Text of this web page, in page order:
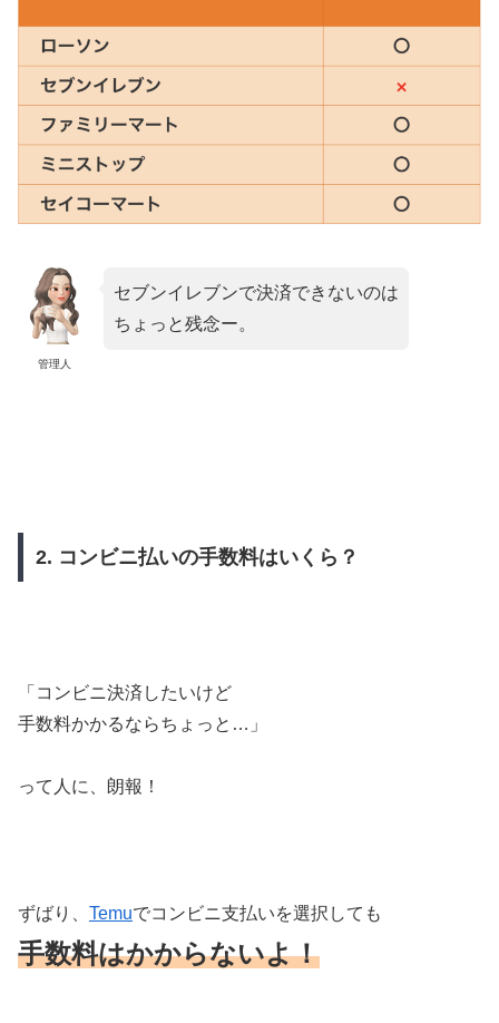
管理人
セブンイレブンで決済できないのは
ちょっと残念ー。
2. コンビニ払いの手数料はいくら？
「コンビニ決済したいけど
手数料かかるならちょっと…」
って人に、朗報！
ずばり、 Temuでコンビニ支払いを選択しても
手数料はかからないよ！